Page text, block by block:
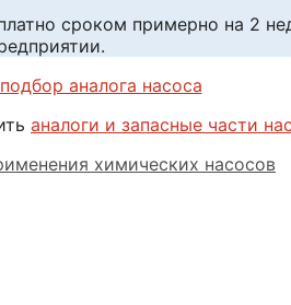
сроком примерно на 2
подбор аналога насоса
аналоги и запасные части
химических насосов